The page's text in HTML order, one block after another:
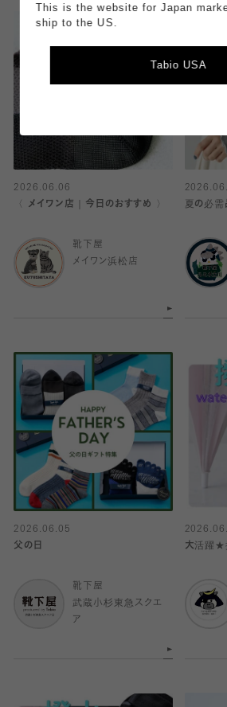
2026.06.06
〈 メイワン店｜今日のおすすめ 〉
靴下屋
メイワン浜松店
夏の必需
2026.06.05
父の日
靴下屋
武蔵小杉東急スクエ
ア
大活躍★
This is the website for Japan
ship to the US.
Tabio USA